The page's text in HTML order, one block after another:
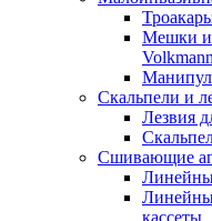
Мешки и
Volkmann
Скальпели и
Лезвия
Сшивающие
кассеты